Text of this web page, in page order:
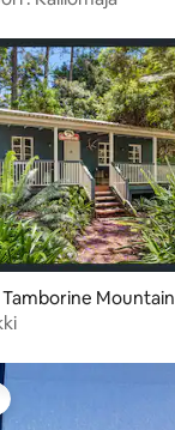
Mountain